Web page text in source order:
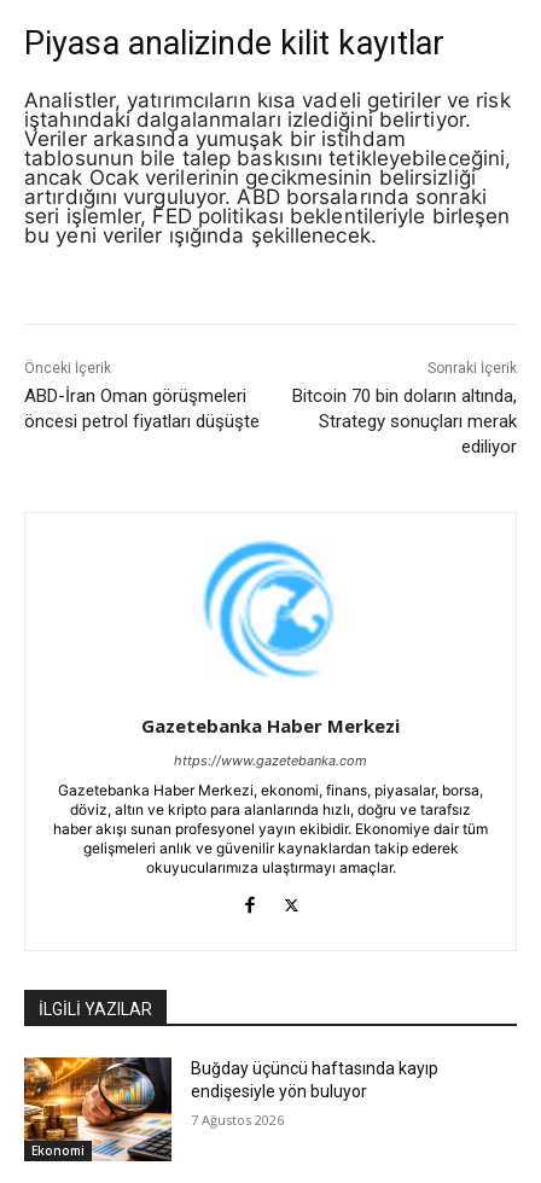
Piyasa analizinde kilit kayıtlar
Analistler, yatırımcıların kısa vadeli getiriler ve risk
iştahındaki dalgalanmaları izlediğini belirtiyor.
Veriler arkasında yumuşak bir istihdam
tablosunun bile talep baskısını tetikleyebileceğini,
ancak Ocak verilerinin gecikmesinin belirsizliği
artırdığını vurguluyor. ABD borsalarında sonraki
seri işlemler, FED politikası beklentileriyle birleşen
bu yeni veriler ışığında şekillenecek.
Önceki İçerik
ABD-İran Oman görüşmeleri
öncesi petrol fiyatları düşüşte
Sonraki İçerik
Bitcoin 70 bin doların altında,
Strategy sonuçları merak
ediliyor
Gazetebanka Haber Merkezi
https://www.gazetebanka.com
Gazetebanka Haber Merkezi, ekonomi, finans, piyasalar, borsa,
döviz, altın ve kripto para alanlarında hızlı, doğru ve tarafsız
haber akışı sunan profesyonel yayın ekibidir. Ekonomiye dair tüm
gelişmeleri anlık ve güvenilir kaynaklardan takip ederek
okuyucularımıza ulaştırmayı amaçlar.
İLGİLİ YAZILAR
Ekonomi
Buğday üçüncü haftasında kayıp
endişesiyle yön buluyor
7 Ağustos 2026